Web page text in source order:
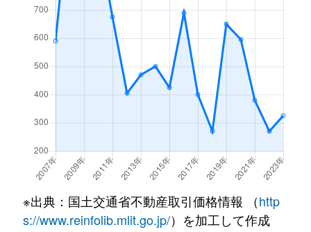
※出典：国土交通省不動産取引価格情報 （http
s://www.reinfolib.mlit.go.jp/）を加工して作成